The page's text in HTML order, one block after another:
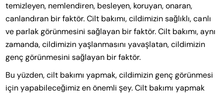
temizleyen, nemlendiren, besleyen, koruyan, onaran,
canlandıran bir faktör. Cilt bakımı, cildimizin sağlıklı, canlı
ve parlak görünmesini sağlayan bir faktör. Cilt bakımı, aynı
zamanda, cildimizin yaşlanmasını yavaşlatan, cildimizin
genç görünmesini sağlayan bir faktör.
Bu yüzden, cilt bakımı yapmak, cildimizin genç görünmesi
için yapabileceğimiz en önemli şey. Cilt bakımı yapmak